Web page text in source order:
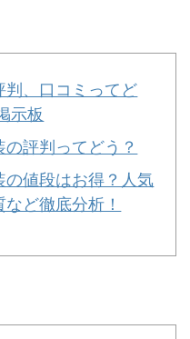
判、口コミってど
示板
評判ってどう？
値段はお得？人気
ど徹底分析！